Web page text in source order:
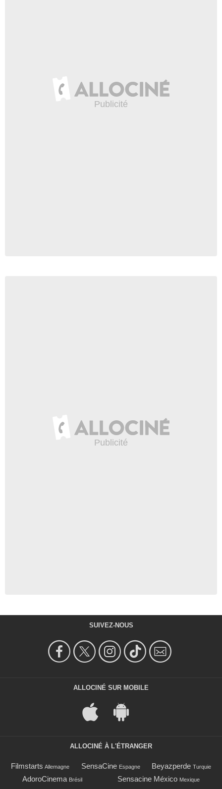
SUIVEZ-NOUS
ALLOCINÉ SUR MOBILE
ALLOCINÉ À L'ÉTRANGER
Filmstarts Allemagne SensaCine Espagne Beyazperde Turquie
AdoroCinema Brésil Sensacine México Mexique